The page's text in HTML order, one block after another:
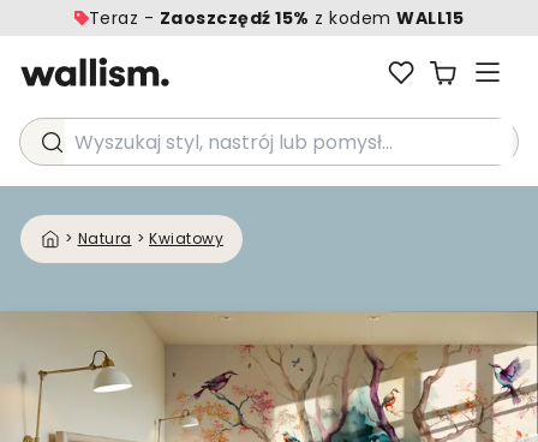
Teraz - Zaoszczędź 15% z kodemWALL15
Wyszukaj styl, nastrój lub pomysł...
> Natura > Kwiatowy